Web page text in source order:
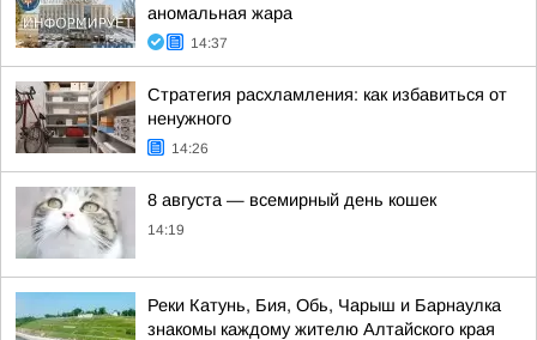
аномальная жара
14:37
Стратегия расхламления: как избавиться от
ненужного
14:26
8 августа — всемирный день кошек
14:19
Реки Катунь, Бия, Обь, Чарыш и Барнаулка
знакомы каждому жителю Алтайского края